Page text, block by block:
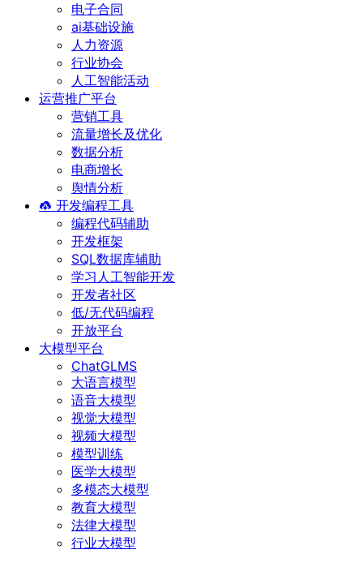
电子合同
ai基础设施
人力资源
行业协会
人工智能活动
运营推广平台
营销工具
流量增长及优化
数据分析
电商增长
舆情分析
开发编程工具
编程代码辅助
开发框架
SQL数据库辅助
学习人工智能开发
开发者社区
低/无代码编程
开放平台
大模型平台
ChatGLMS
大语言模型
语音大模型
视觉大模型
视频大模型
模型训练
医学大模型
多模态大模型
教育大模型
法律大模型
行业大模型